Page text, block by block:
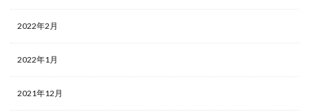
2022年2月
2022年1月
2021年12月